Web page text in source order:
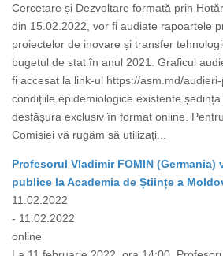
Cercetare și Dezvoltare formată prin
din 15.02.2022, vor fi audiate rapoartele
proiectelor de inovare și transfer
bugetul de stat în anul 2021. Graficul
fi accesat la link-ul https://asm.md/
condițiile epidemiologice existente
desfășura exclusiv în format online.
Comisiei vă rugăm să utilizați...
Profesorul Vladimir FOMIN
publice la Academia de Științe a
11.02.2022
- 11.02.2022
online